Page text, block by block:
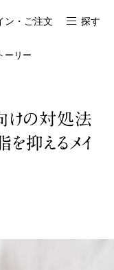
ン・ご注文 探す
ーリー
けの対処法
を抑えるメイ